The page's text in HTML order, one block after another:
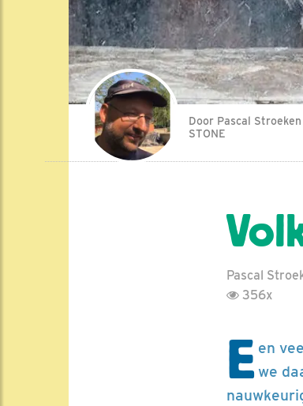
Door Pascal Stroeken
STONE
Pascal
356x
E en
we